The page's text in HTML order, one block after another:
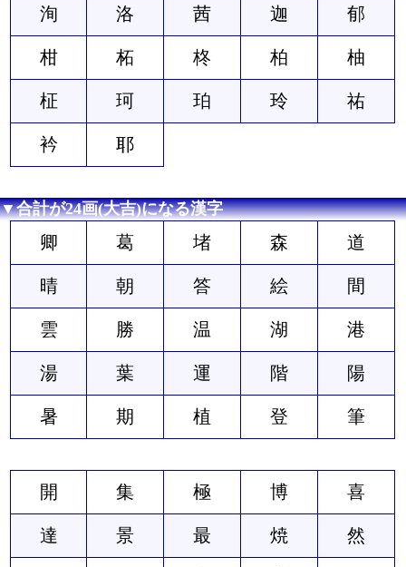
洵 洛 茜 迦 郁
柑 柘 柊 柏 柚
柾 珂 珀 玲 祐
衿 耶
▼合計が24画(大吉)になる漢字
卿 葛 堵 森 道
晴 朝 答 絵 間
雲 勝 温 湖 港
湯 葉 運 階 陽
暑 期 植 登 筆
開 集 極 博 喜
達 景 最 焼 然